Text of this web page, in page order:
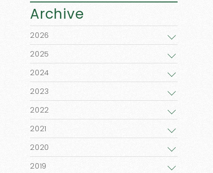
Archive
2026
2025
2024
2023
2022
2021
2020
2019